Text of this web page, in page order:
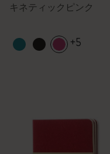
キネティックピンク
+5